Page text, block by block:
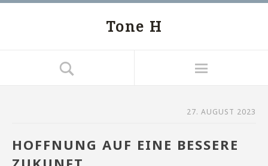
Tone H
27. AUGUST 2023
HOFFNUNG AUF EINE BESSERE